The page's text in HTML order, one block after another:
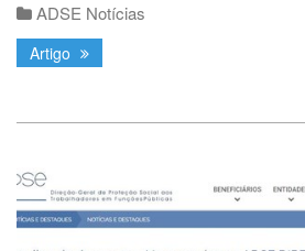
ADSE Notícias
Artigo